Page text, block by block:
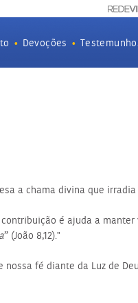
• Devoções •
a chama divina que
é ajuda a
” (João 8,12)."
fé diante da Luz de